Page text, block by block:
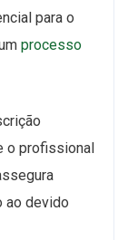
para o
processo
o profissional
ao devido